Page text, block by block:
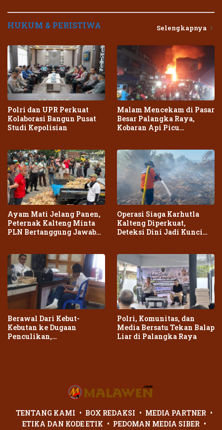
HUKUM & PERISTIWA Selengkapnya
Polri dan UPR Perkuat
Kolaborasi Bangun Pusat
Studi Kepolisian
Malam Mencekam di Pasar
Besar Palangka Raya,
Kobaran Api Picu
Ayam Mati Jelang Panen,
Peternak Kalteng Minta
PLN Bertanggung Jawab
Operasi Siaga Karhutla
Kalteng Diperkuat,
Deteksi Dini Jadi Kunci
Berawal Dari Kebut-
Kebutan ke Dugaan
Penculikan,
Polri, Komunitas, dan
Media Bersatu Tekan Balap
Liar di Palangka Raya
TENTANG KAMI BOX REDAKSI
MEDIA PARTNER
ETIKA DAN KODE ETIK
PEDOMAN MEDIA SIBER